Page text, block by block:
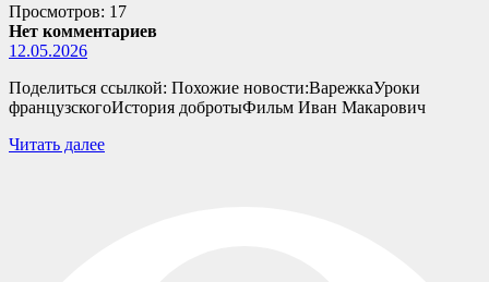
Просмотров: 17
Нет комментариев
12.05.2026
Поделиться ссылкой: Похожие новости:ВарежкаУроки
французскогоИстория добротыФильм Иван Макарович
Читать далее